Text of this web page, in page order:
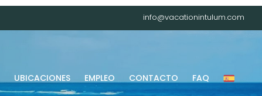
info@vacationintulum.com
UBICACIONES EMPLEO CONTACTO FAQ